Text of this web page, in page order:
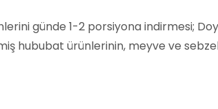
günde 1-2 porsiyona indirmesi;
hububat ürünlerinin, meyve ve